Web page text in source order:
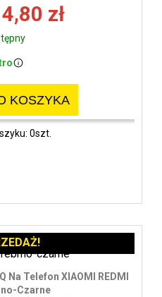
zł
KOSZYKA
0szt.
Na Telefon XIAOMI REDMI
Czarne